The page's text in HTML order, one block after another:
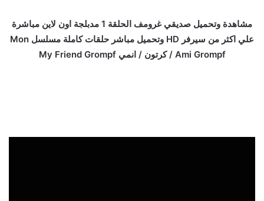
مشاهدة وتحميل صديقي غرومف الحلقة 1 مدبلجة اون لاين مباشرة
علي اكثر من سيرفر HD وتحميل مباشر حلقات كاملة مسلسل Mon
Ami Grompf / كرتون / انمي My Friend Grompf